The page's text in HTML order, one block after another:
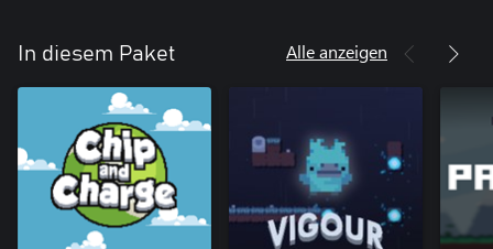
In diesem Paket Alle anzeigen